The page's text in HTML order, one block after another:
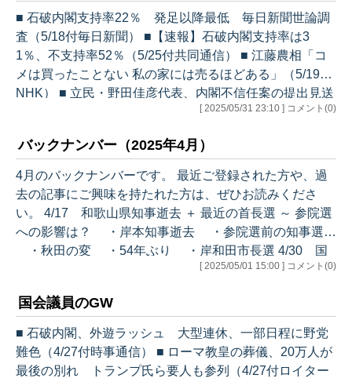
■ 石破内閣支持率22％ 発足以降最低 毎日新聞世論調
査（5/18付毎日新聞） ■【速報】石破内閣支持率は3
1％、不支持率52％（5/25付共同通信） ■ 江藤農相「コ
メは買ったことない 私の家には売るほどある」（5/19付
NHK） ■ 立民・野田佳彦代表、内閣不信任案の提出見送
りを示唆 「増税大連立」批判は「的外れ」(5/26付産経
－随意契約方式（5/26付ブルームバーグ） 昨秋の発足以
降、石破茂内閣の人気は捗々しくありません。5/17-18に
毎日新聞が行った世論調査では、発足以来最低の22％を
記録しました。江藤拓農林水産大臣（当時…
[ 2025/05/31 23:10 ] コメント(0)
バックナンバー（2025年4月）
4月のバックナンバーです。 最近ご登録された方や、過
去の記事にご興味を持たれた方は、ぜひお読みくださ
い。 4/17 和歌山県知事逝去 ＋ 最近の首長選 ～ 参院選
への影響は？ ・岸本知事逝去 ・参院選前の知事選
・秋田の変 ・54年ぶり ・岸和田市長選 4/30 国
会議員のGW ・20人中15人 ・バチカンよりアジア
の該当日に掲載しています。 配信はこちらからお願いし
ます。 過去のバックナンバーはこちらをご覧ください。
…
[ 2025/05/01 15:00 ] コメント(0)
国会議員のGW
■ 石破内閣、外遊ラッシュ 大型連休、一部日程に野党
難色（4/27付時事通信） ■ ローマ教皇の葬儀、20万人が
最後の別れ トランプ氏ら要人も参列（4/27付ロイター